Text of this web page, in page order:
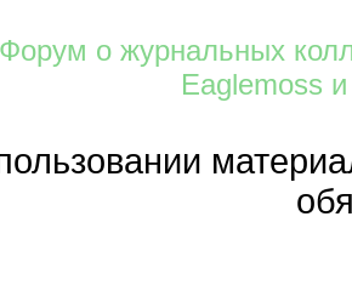
о журнальных
Eaglemoss и